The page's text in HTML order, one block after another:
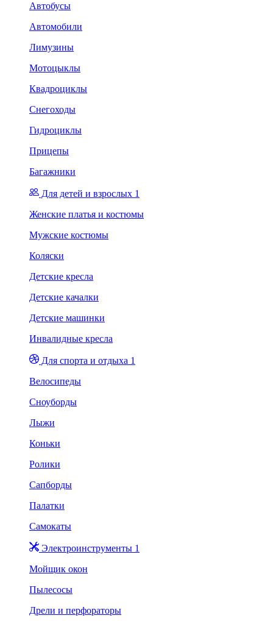
Автобусы
Автомобили
Лимузины
Мотоцыклы
Квадроциклы
Снегоходы
Гидроциклы
Прицепы
Багажники
Для детей и взрослых 1
Женские платья и костюмы
Мужские костюмы
Коляски
Детские кресла
Детские качалки
Детские машинки
Инвалидные кресла
Для спорта и отдыха 1
Велосипеды
Сноуборды
Лыжи
Коньки
Ролики
Сапборды
Палатки
Самокаты
Электроинструменты 1
Мойщик окон
Пылесосы
Дрели и перфораторы